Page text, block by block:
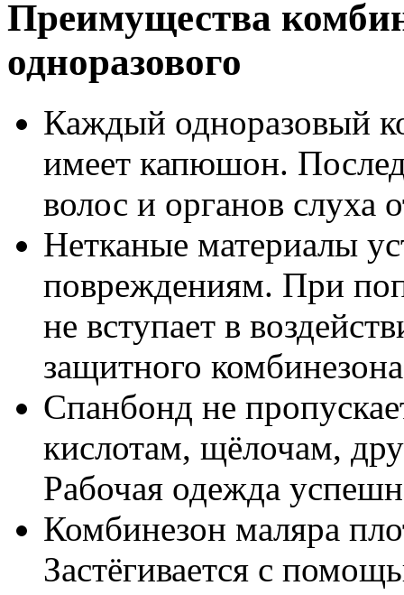
Преимущества
одноразового
Каждый одноразовый
имеет капюшон.
волос и органов слуха
Нетканые материалы
повреждениям. При
не вступает в
защитного
Спанбонд не
кислотам, щёлочам,
Рабочая одежда
Комбинезон маляра
Застёгивается с